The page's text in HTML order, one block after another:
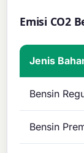
Emisi CO2
Jenis
Bensin
Bensin